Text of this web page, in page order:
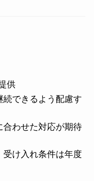
供
できるよう配慮す
わせた対応が期待
け入れ条件は年度